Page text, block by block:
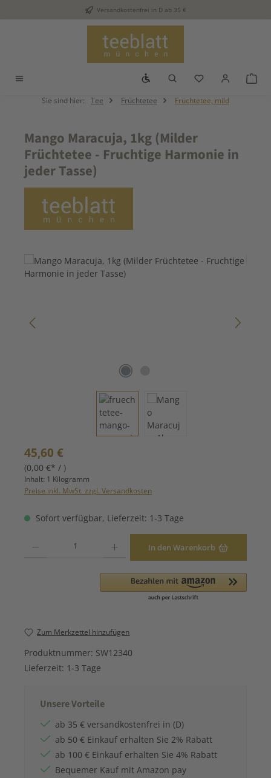
Zum Hauptinhalt springenVersandkostenfrei in D ab 35 €
Werkzeugleiste anzeigen
Du hast 0
Sie sind hier: Tee Früchtetee Früchtetee, mild
Mango Maracuja, 1kg (Milder
Früchtetee - Fruchtige Harmonie in
jeder Tasse)
Bildergalerie überspringen
Regulärer Preis:
45,60 €
(0,00 €* / )
Inhalt: 1 Kilogramm
Preise inkl. MwSt. zzgl. Versandkosten
Sofort verfügbar, Lieferzeit: 1-3 Tage
In den Warenkorb
Zum Merkzettel hinzufügen
Produktnummer: SW12340
Lieferzeit: 1-3 Tage
Unsere Vorteile
ab 35 € versandkostenfrei in (D)
ab 50 € Einkauf erhalten Sie 2% Rabatt
ab 100 € Einkauf erhalten Sie 4% Rabatt
Bequemer Kauf mit Amazon pay